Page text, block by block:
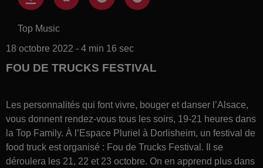
Top Music
18 octobre 2022 - 4 min 16 sec
FOU DE TRUCKS FESTIVAL
Les personnalités qui font vivre, bouger et danser l’Alsace,
vous donnent rendez-vous tous les soirs, 19-21 heures dans
la Top Family. À l’Espace Pluriel à Dorlisheim, un festival de
food truck est organisé : Fou de Trucks Festival. Il se
déroulera les 21, 22 et 23 octobre. On en apprend plus dans